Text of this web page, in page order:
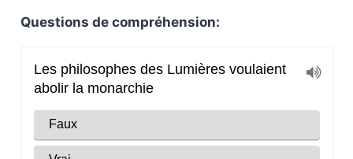
Questions de compréhension: